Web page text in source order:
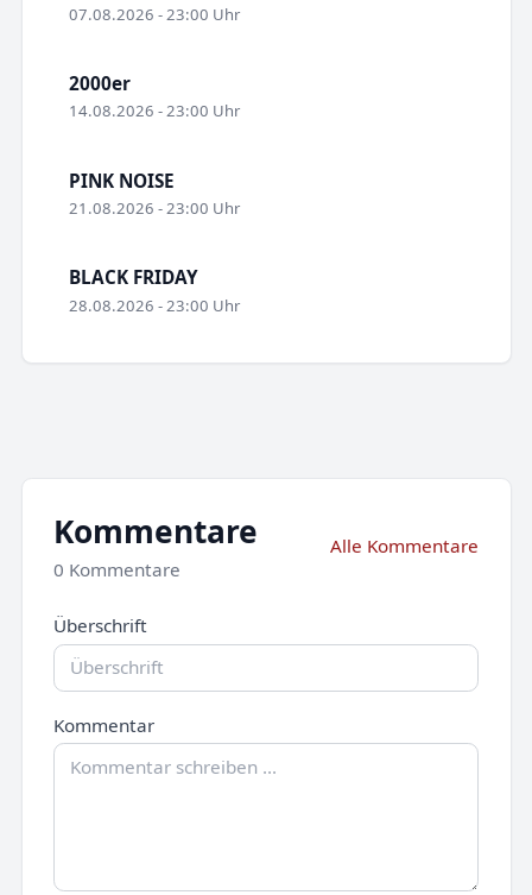
07.08.2026 - 23:00 Uhr
2000er
14.08.2026 - 23:00 Uhr
PINK NOISE
21.08.2026 - 23:00 Uhr
BLACK FRIDAY
28.08.2026 - 23:00 Uhr
Kommentare
0 Kommentare
Alle Kommentare
Überschrift
Kommentar